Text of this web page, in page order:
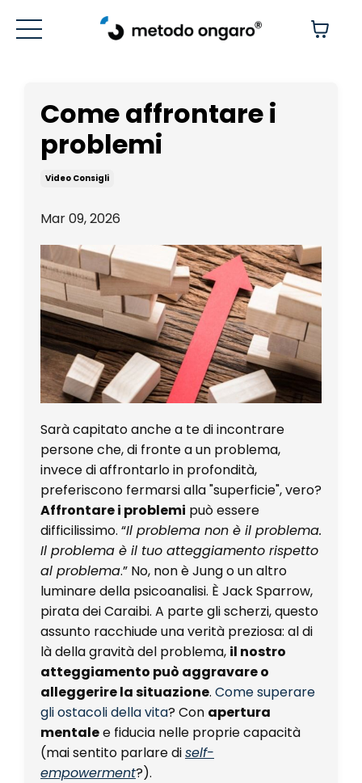
Come affrontare i
problemi
Video Consigli
Mar 09, 2026
Sarà capitato anche a te di incontrare
persone che, di fronte a un problema,
invece di affrontarlo in profondità,
preferiscono fermarsi alla "superficie", vero?
Affrontare i problemi può essere
difficilissimo. “Il problema non è il problema.
Il problema è il tuo atteggiamento rispetto
al problema.” No, non è Jung o un altro
luminare della psicoanalisi. È Jack Sparrow,
pirata dei Caraibi. A parte gli scherzi, questo
assunto racchiude una verità preziosa: al di
là della gravità del problema, il nostro
atteggiamento può aggravare o
alleggerire la situazione. Come superare
gli ostacoli della vita? Con apertura
mentalee fiducia nelle proprie capacità
(mai sentito parlare diself-
empowerment?).